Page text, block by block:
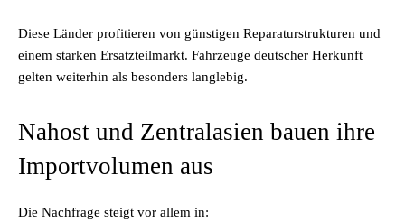
Diese Länder profitieren von günstigen Reparaturstrukturen und
einem starken Ersatzteilmarkt. Fahrzeuge deutscher Herkunft
gelten weiterhin als besonders langlebig.
Nahost und Zentralasien bauen ihre
Importvolumen aus
Die Nachfrage steigt vor allem in: